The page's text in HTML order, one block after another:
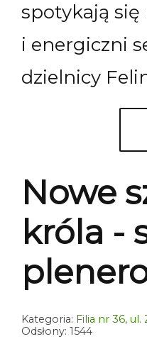
spotykają się
i energiczni
dzielnicy
Nowe
króla -
Kategoria: Filia nr 36,
Odsłony: 1544